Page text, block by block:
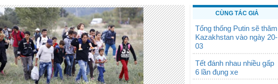
CÙNG TÁC GIẢ
Tổng thống Putin sẽ thăm
Kazakhstan vào ngày 20-
03
Tết đánh nhau nhiều gấp
6 lần đụng xe